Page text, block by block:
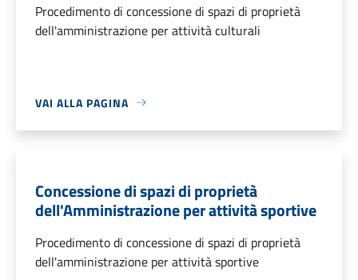
Procedimento di concessione di spazi di proprietà
dell'amministrazione per attività culturali
VAI ALLA PAGINA
Concessione di spazi di proprietà
dell'Amministrazione per attività sportive
Procedimento di concessione di spazi di proprietà
dell'amministrazione per attività sportive